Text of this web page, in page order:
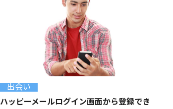
出会い
ハッピーメールログイン画面から登録でき